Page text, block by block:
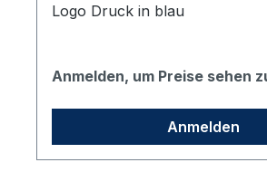
Logo Druck in blau
Anmelden, um Preise sehen
Anmelden